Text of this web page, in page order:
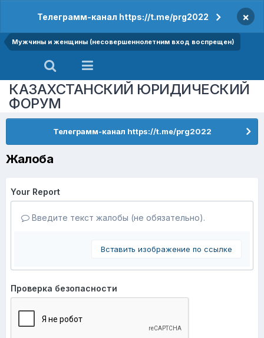
Телеграмм-канал https://t.me/prg2022 ×
Мужчины и женщины (несовершеннолетним вход воспрещен)
КАЗАХСТАНСКИЙ ЮРИДИЧЕСКИЙ
ФОРУМ
Телеграмм-канал https://t.me/prg2022
Жалоба
Your Report
Введите текст жалобы (не обязательно).
Вставить изображение по ссылке
Проверка безопасности